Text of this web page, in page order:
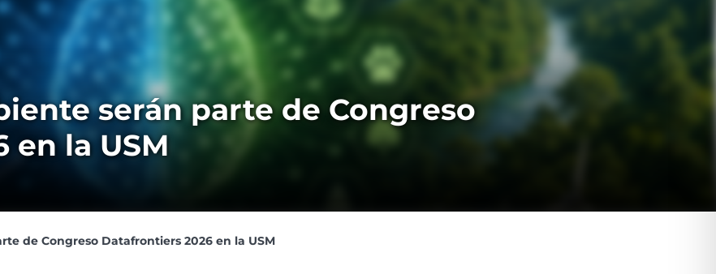
serán parte de Congreso
en la USM
de Congreso Datafrontiers 2026 en la USM